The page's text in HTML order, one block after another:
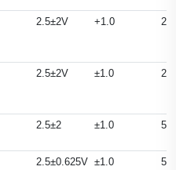
2.5±2V +1.0
2.5±2V ±1.0
2.5±2 ±1.0 50
2.5±0.625V ±1.0 50